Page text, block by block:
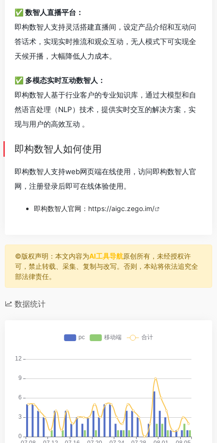
✅ 数智人直播平台：
即构数智人支持灵活搭建直播间，设定产品介绍和互动问
答话术，实现实时推流和观众互动，无人模式下可实现全
天候开播，大幅降低人力成本。
✅ 多模态实时互动数智人：
即构数智人基于行业客户的专业知识库，通过大模型和自
然语言处理（NLP）技术，提供实时交互的解决方案，实
现与用户的高效互动 。
即构数智人如何使用
即构数智人支持web网页端在线使用，访问即构数智人官
网，注册登录后即可在线体验使用。
即构数智人官网： https://aigc.zego.im/
©️版权声明：本文内容为AI工具导航原创所有，未经授权许
可，禁止转载、采集、复制与改写。否则，本站将依法追究全
部法律责任。
数据统计